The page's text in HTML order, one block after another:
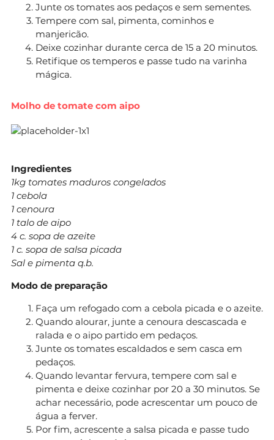
Junte os tomates aos pedaços e sem sementes.
Tempere com sal, pimenta, cominhos e
manjericão.
Deixe cozinhar durante cerca de 15 a 20 minutos.
Retifique os temperos e passe tudo na varinha
mágica.
Molho de tomate com aipo
Ingredientes
1kg tomates maduros congelados
1 cebola
1 cenoura
1 talo de aipo
4 c. sopa de azeite
1 c. sopa de salsa picada
Sal e pimenta q.b.
Modo de preparação
Faça um refogado com a cebola picada e o azeite.
Quando alourar, junte a cenoura descascada e
ralada e o aipo partido em pedaços.
Junte os tomates escaldados e sem casca em
pedaços.
Quando levantar fervura, tempere com sal e
pimenta e deixe cozinhar por 20 a 30 minutos. Se
achar necessário, pode acrescentar um pouco de
água a ferver.
Por fim, acrescente a salsa picada e passe tudo